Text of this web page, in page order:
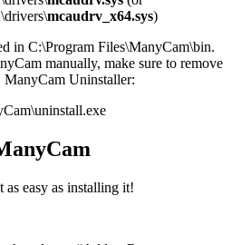
mcaudrv_x64.sys)
in C:\Program Files\ManyCam\bin.
manually, make sure to remove
Uninstaller:
easy as installing it!